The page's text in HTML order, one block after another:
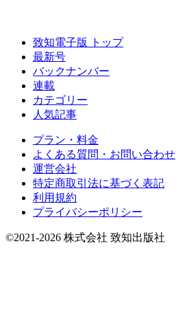
致知電子版 トップ
最新号
バックナンバー
連載
カテゴリー
人気記事
プラン・料金
よくある質問・お問い合わせ
運営会社
特定商取引法に基づく表記
利用規約
プライバシーポリシー
©2021-2026 株式会社 致知出版社